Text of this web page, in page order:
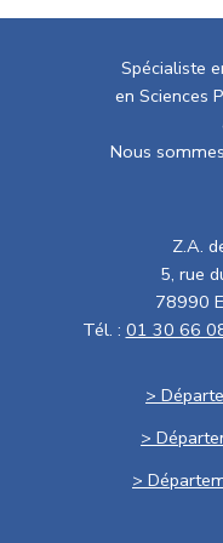
Spécialiste
en Sciences
Nous
Z.A.
5, rue
78990
Tél. : 01 30 66
>
>
>